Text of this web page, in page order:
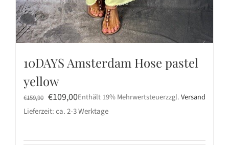
10DAYS Amsterdam Hose pastel
yellow
€159,90 Ursprünglicher
Preis
€159,90
€109,00Aktueller
Preis
€109,00.
Enthält 19% Mehrwertsteuerzzgl.Versand
Lieferzeit: ca. 2-3 Werktage